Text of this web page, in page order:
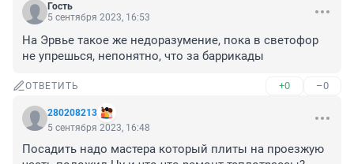
Гость
5 сентября 2023, 16:53
На Эрвье такое же недоразумение, пока в светофор
не упрешься, непонятно, что за баррикады
ОТВЕТИТЬ +0 –0
280208213
5 сентября 2023, 16:48
Посадить надо мастера который плиты на проезжую